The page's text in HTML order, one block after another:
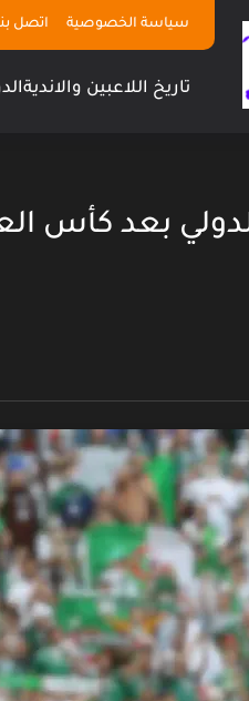
سياسة الخصوصية اتصل
تاريخ اللاعبين والاندية